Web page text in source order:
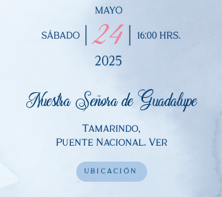
Nuestra Señora de Guadalupe
Tamarindo,
Puente Nacional. Ver
UBICACIÓN